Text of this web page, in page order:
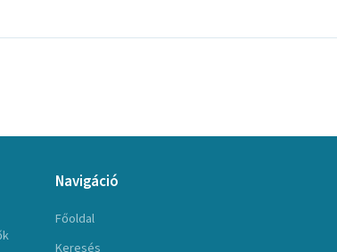
Navigáció
Főoldal
Keresés